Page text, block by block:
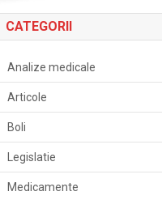
CATEGORII
Analize medicale
Articole
Boli
Legislatie
Medicamente